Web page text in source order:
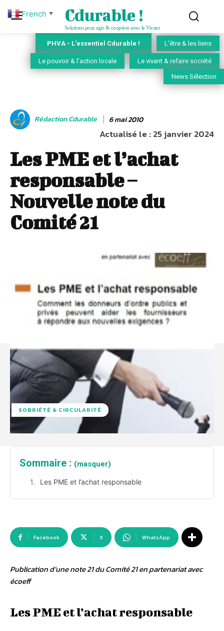
Cdurable !
Solutions pour agir & coopérer avec le Vivant
PHVA - L'essentiel Cdurable ! L'être & les liens
Le pouvoir & l'action locale Le vivant & refaire société
News Sélection
Rédaction Cdurable 6 mai 2010
Actualisé le :25 janvier 2024
Les PME et l’achat
responsable –
Nouvelle note du
Comité 21
SOBRIÉTÉ & CIRCULARITÉ
Sommaire : (masquer)
Les PME et l’achat responsable
Facebook X WhatsApp
Publication d’une note 21 du Comité 21 en partenariat avec
écoeff
Les PME et l’achat responsable
French ▼